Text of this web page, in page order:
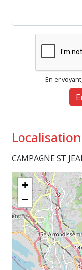
En
CAMPAGNE ST
+
−